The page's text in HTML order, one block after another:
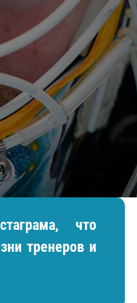
что
тренеров и